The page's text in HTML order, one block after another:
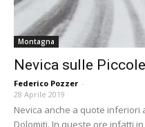
Montagna
Nevica sulle
Federico Pozzer -
28 Aprile 2019
Nevica anche a quote inferiori